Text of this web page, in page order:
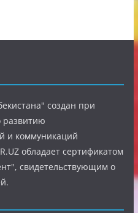
создан при
развитию
и коммуникаций
обладает сертификатом
свидетельствующим о